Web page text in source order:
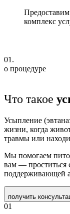
Предоставим
комплекс
01.
о процедуре
Что такое
Усыпление
жизни, когда
травмы или
Мы помогаем
вам — проститься
поддерживающей
получить
01